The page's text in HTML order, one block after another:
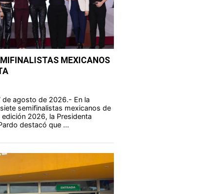
MEXICANOS
de agosto de 2026.- En la
semifinalistas mexicanos de
2026, la Presidenta
destacó que ...